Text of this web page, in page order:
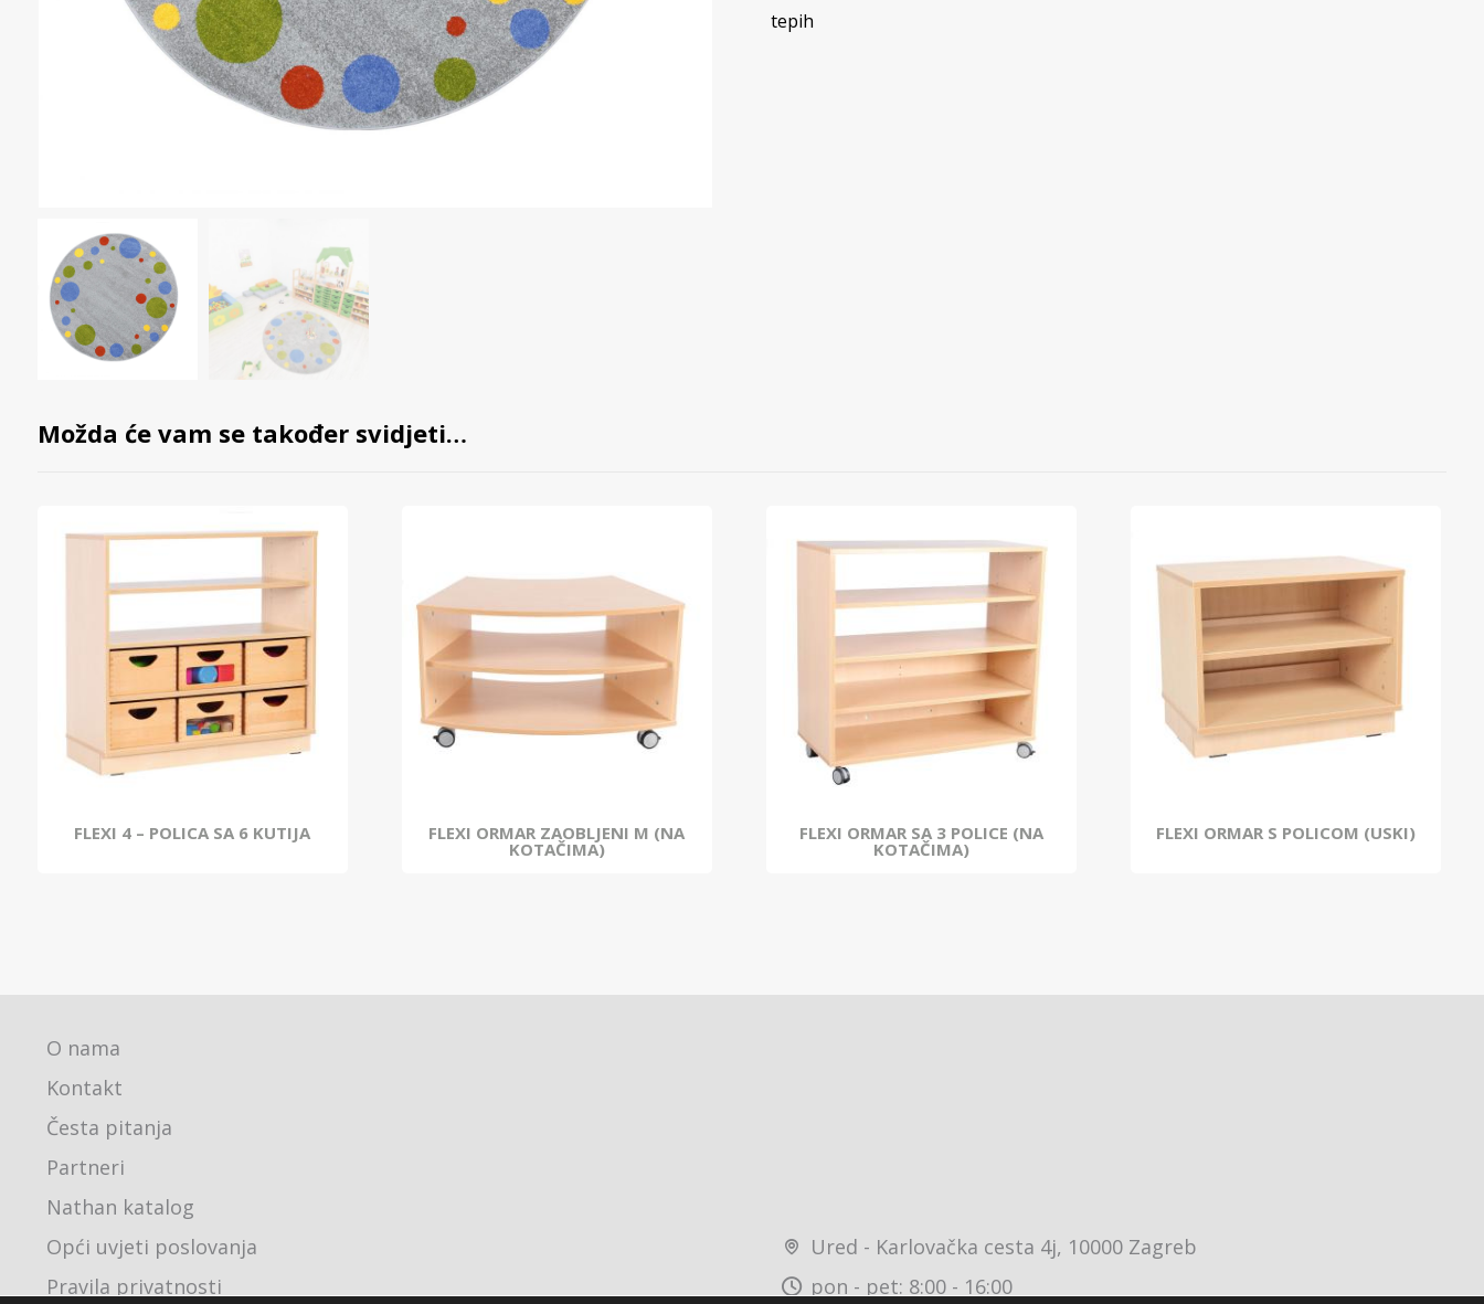
tepih
Možda će vam se također svidjeti…
FLEXI 4 – POLICA SA 6 KUTIJA FLEXI ORMAR ZAOBLJENI M (NA
KOTAČIMA)
FLEXI ORMAR SA 3 POLICE (NA
KOTAČIMA)
FLEXI ORMAR S POLICOM (USKI)
O nama
Kontakt
Česta pitanja
Partneri
Nathan katalog
Opći uvjeti poslovanja
Pravila privatnosti
Ured - Karlovačka cesta 4j, 10000 Zagreb
pon - pet: 8:00 - 16:00